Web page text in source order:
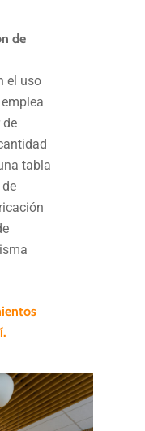
de
el uso
de
tabla